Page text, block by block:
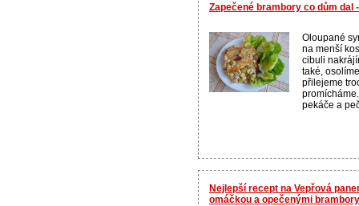
Zapečené brambory co dům dal
Oloupané
na menší
cibuli
také,
přilejeme
pekáče a
Nejlepší recept na Vepřová
omáčkou a opečenými brambory